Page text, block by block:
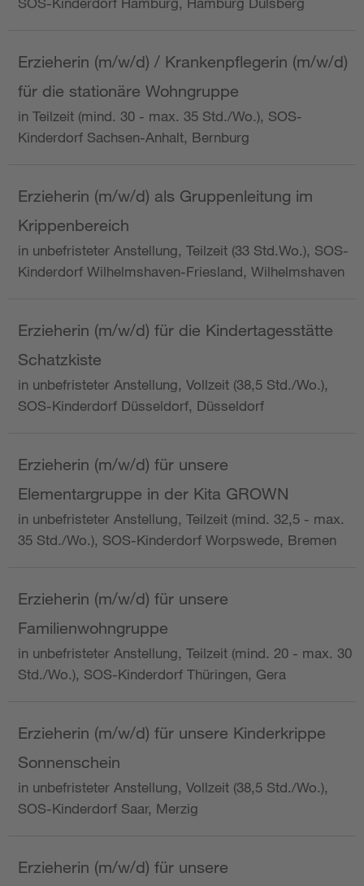
Erzieherin (m/w/d) / Krankenpflegerin (m/w/d)
für die stationäre Wohngruppe
in Teilzeit (mind. 30 - max. 35 Std./Wo.), SOS-
Kinderdorf Sachsen-Anhalt, Bernburg
Erzieherin (m/w/d) als Gruppenleitung im
Krippenbereich
in unbefristeter Anstellung, Teilzeit (33 Std.Wo.), SOS-
Kinderdorf Wilhelmshaven-Friesland, Wilhelmshaven
Erzieherin (m/w/d) für die Kindertagesstätte
Schatzkiste
in unbefristeter Anstellung, Vollzeit (38,5 Std./Wo.),
SOS-Kinderdorf Düsseldorf, Düsseldorf
Erzieherin (m/w/d) für unsere
Elementargruppe in der Kita GROWN
in unbefristeter Anstellung, Teilzeit (mind. 32,5 - max.
35 Std./Wo.), SOS-Kinderdorf Worpswede, Bremen
Erzieherin (m/w/d) für unsere
Familienwohngruppe
in unbefristeter Anstellung, Teilzeit (mind. 20 - max. 30
Std./Wo.), SOS-Kinderdorf Thüringen, Gera
Erzieherin (m/w/d) für unsere Kinderkrippe
Sonnenschein
in unbefristeter Anstellung, Vollzeit (38,5 Std./Wo.),
SOS-Kinderdorf Saar, Merzig
Erzieherin (m/w/d) für unsere